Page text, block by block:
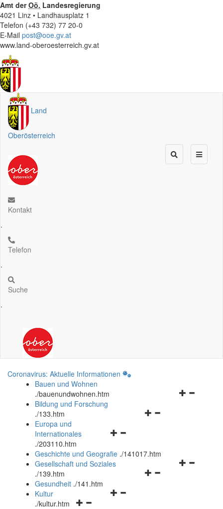
Amt derOö. Landesregierung
4021 Linz • Landhausplatz 1
Telefon (+43 732) 77 20-0
E-Mail post@ooe.gv.at
www.land-oberoesterreich.gv.at
Land
Oberösterreich
Kontakt
.
Telefon
.
Suche
.
Coronavirus: Aktuelle Informationen
Bauen und Wohnen
./bauenundwohnen.htm
Navigationsmenü
Bildung und Forschung
./133.htm
Navigationsmenü
und
schließen
Europa und
Internationales
./203110.htm
Geschichte und Geografie ./141017.htm
Navigationsmenü
Gesellschaft und Soziales
./139.htm
Navigationsmenü
Gesundheit ./141.htm
Navigationsmenü
Kultur
./kultur.htm